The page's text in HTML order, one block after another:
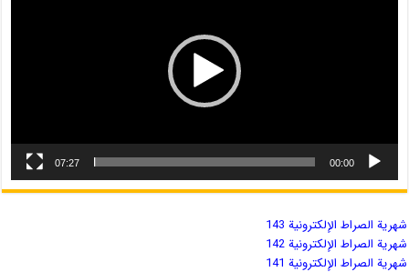
00:00
07:27
شهریة الصراط الإلكترونية 143
شهریة الصراط الإلكترونية 142
شهریة الصراط الإلكترونية 141